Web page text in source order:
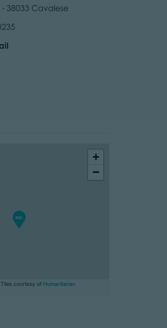
38033 Cavalese
+
−
, Tiles courtesy of Humanitarian